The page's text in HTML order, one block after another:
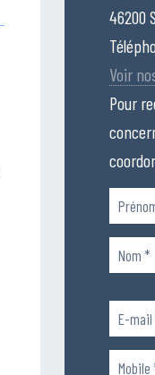
46200
Voir
Pour
Veuillez
laisser
ce